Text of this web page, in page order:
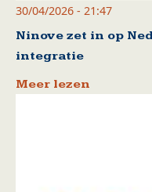
30/04/2026 - 21:47
Ninove zet in op
integratie
Meer lezen